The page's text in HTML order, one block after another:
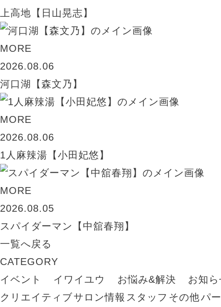
上高地【日山晃志】
MORE
2026.08.06
河口湖【森文乃】
MORE
2026.08.06
1人麻辣湯【小田妃悠】
MORE
2026.08.05
スパイダーマン【中舘春翔】
一覧へ戻る
CATEGORY
イベント
イワイユウ お悩み&解決
お知
クリエイティブサロン情報 スタッフ その他パ